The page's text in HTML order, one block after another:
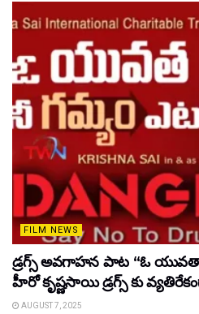
FILM NEWS
డ్రగ్స్ అవగాహన పాట “ఓ
హీరో కృష్ణసాయి డ్రగ్స్ కు
AUGUST 7, 2025